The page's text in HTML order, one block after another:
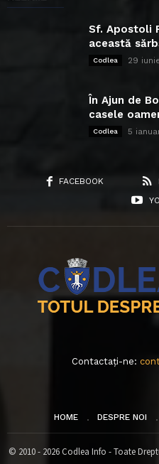
Sf. Apostoli
această
Codlea 29
În Ajun de
casele
Codlea 5
FACEBOOK
Contactați-ne:
HOME DESPRE NOI
© 2010 - 2026 Codlea Info - Toate